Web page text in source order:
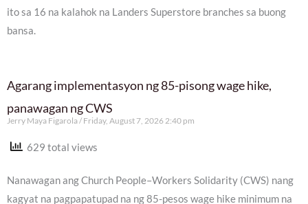
ito sa 16 na kalahok na Landers Superstore branches sa buong
bansa.
Agarang implementasyon ng 85-pisong wage hike,
panawagan ng CWS
Jerry Maya Figarola Friday, August 7, 2026 2:40 pm
629 total views
Nanawagan ang Church People–Workers Solidarity (CWS) nang
kagyat na pagpapatupad na ng 85-pesos wage hike minimum na